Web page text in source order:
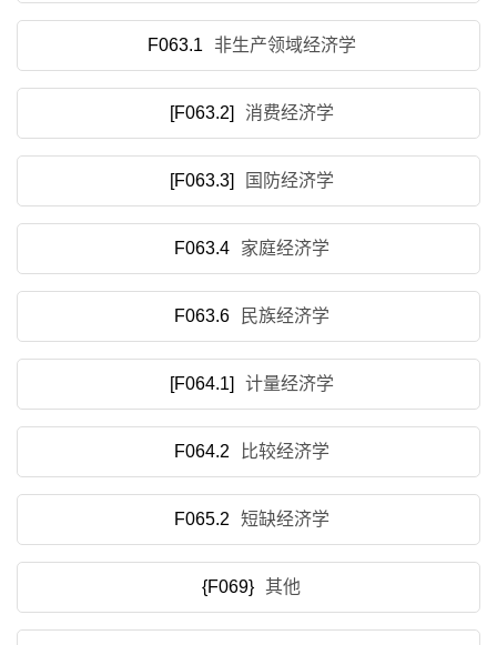
F063.1 非生产领域经济学
[F063.2] 消费经济学
[F063.3] 国防经济学
F063.4 家庭经济学
F063.6 民族经济学
[F064.1] 计量经济学
F064.2 比较经济学
F065.2 短缺经济学
{F069} 其他